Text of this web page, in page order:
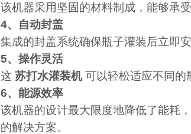
该机器采用坚固的材料制成，能够承
4、自动封盖
集成的封盖系统确保瓶子灌装后立即
5、操作灵活
这 苏打水灌装机可以轻松适应不同的
6、能源效率
该机器的设计最大限度地降低了能耗
的解决方案。